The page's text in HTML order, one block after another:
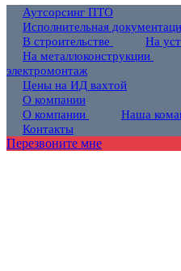
Аутсорсинг ПТО
Исполнительная
В строительстве
На
На металлоконструкции
электромонтаж
Цены на ИД вахтой
О компании
О компании
Наша
Контакты
Перезвоните мне